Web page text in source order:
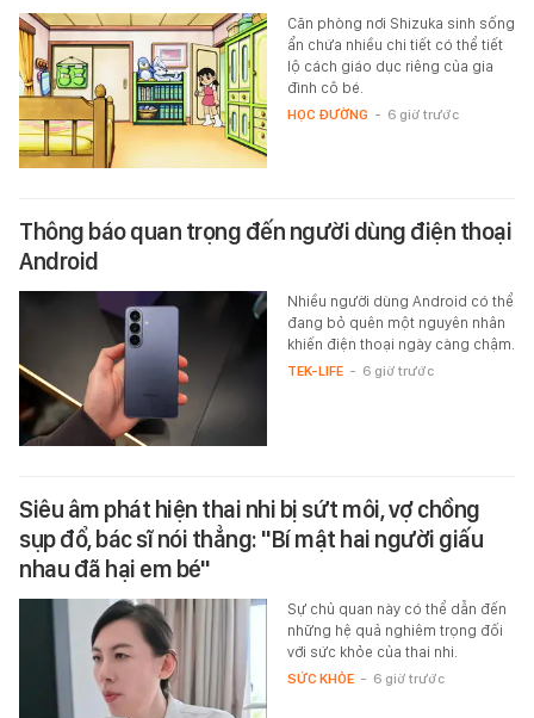
Căn phòng nơi Shizuka sinh sống
ẩn chứa nhiều chi tiết có thể tiết
lộ cách giáo dục riêng của gia
đình cô bé.
HỌC ĐƯỜNG - 6 giờ trước
Thông báo quan trọng đến người dùng điện thoại
Android
Nhiều người dùng Android có thể
đang bỏ quên một nguyên nhân
khiến điện thoại ngày càng chậm.
TEK-LIFE - 6 giờ trước
Siêu âm phát hiện thai nhi bị sứt môi, vợ chồng
sụp đổ, bác sĩ nói thẳng: "Bí mật hai người giấu
nhau đã hại em bé"
Sự chủ quan này có thể dẫn đến
những hệ quả nghiêm trọng đối
với sức khỏe của thai nhi.
SỨC KHỎE - 6 giờ trước